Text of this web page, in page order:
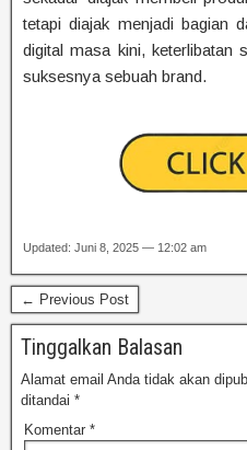
tetapi diajak menjadi bagian
digital masa kini, keterlibatan
suksesnya sebuah brand.
Updated: Juni 8, 2025 — 12:02 am
← Previous Post
Tinggalkan Balasan
Alamat email Anda tidak akan
ditandai *
Komentar *